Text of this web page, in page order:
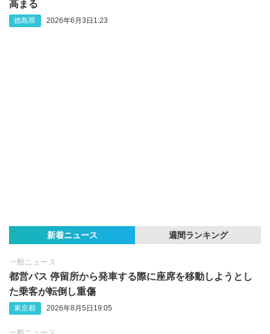
高まる
徳島県 2026年6月3日1:23
新着ニュース 週間ランキング
一般ニュース
都営バス 停留所から発車する際に座席を移動しようとし
た乗客が転倒し重傷
東京都 2026年8月5日19:05